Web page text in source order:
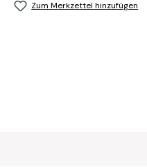
Zum Merkzettel hinzufügen